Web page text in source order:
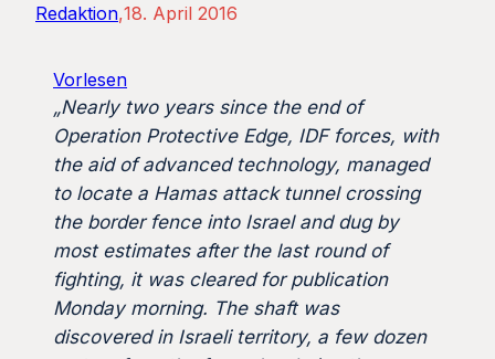
Redaktion 18. April 2016
Vorlesen
„Nearly two years since the end of
Operation Protective Edge, IDF forces, with
the aid of advanced technology, managed
to locate a Hamas attack tunnel crossing
the border fence into Israel and dug by
most estimates after the last round of
fighting, it was cleared for publication
Monday morning. The shaft was
discovered in Israeli territory, a few dozen